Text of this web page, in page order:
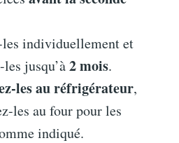
individuellement et
jusqu’à2 mois.
les au réfrigérateur,
les au four pour les
indiqué.